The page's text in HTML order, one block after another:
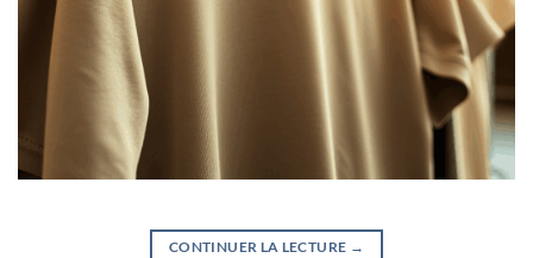
CONTINUER LA LECTURE →